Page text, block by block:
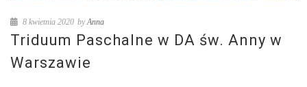
8 kwietnia 2020 byAnna
Triduum Paschalne w DA św. Anny w
Warszawie